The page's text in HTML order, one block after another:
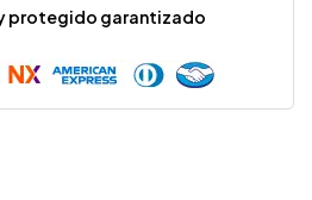
protegido garantizado